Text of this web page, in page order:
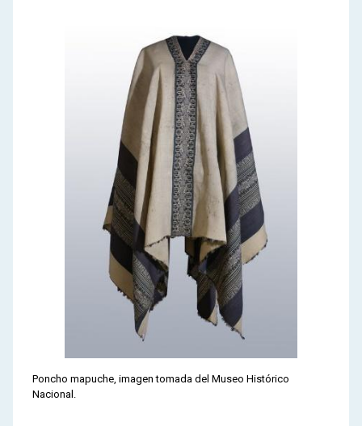
Poncho mapuche, imagen tomada del Museo Histórico
Nacional.